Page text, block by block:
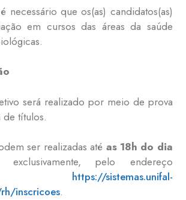
necessário que os(as) candidatos(as)
em cursos das áreas da saúde
será realizado por meio de prova
títulos.
ser realizadas até as 18h do dia
exclusivamente, pelo endereço
https://sistemas.unifal-
inscricoes.